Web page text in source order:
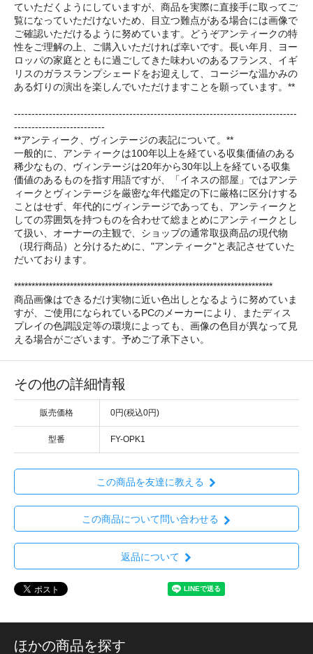
ていただくようにしていますが、商品を実際に直接手に取ってご
覧になっていただけないため、目立つ難点がある場合には画像で
ご確認いただけるように努めています。どうぞアンティークの特
性をご理解の上、ご購入いただければ幸いです。長い年月、ヨー
ロッパの家庭とともに過ごしてきた味わいのあるフランス、イギ
リスのガラスランプシェードをお迎えして、コージーな温かみの
ある灯りの演出を楽しんでいただけますことを願っています。**
---------------------------------------------------------------------------------
--------------------------
**アンティーク、ヴィンテージの表記について。**
一般的に、アンティークは100年以上を経ている収集価値のある
稀少なもの、ヴィンテージは20年から30年以上を経ている収集
価値のあるものを指す用語ですが、「イネスの部屋」ではアンテ
ィークとヴィンテージを厳密な年代鑑定の下に厳格に区分けする
ことはせず、年代的にヴィンテージであっても、アンティークと
しての雰囲気を持つものを合わせて総まとめにアンティークとし
て扱い、オーナーの主観で、ショップの通常取扱商品の現代物
（現行商品）と分けるために、"アンティーク"と表記させていた
だいております。
**************************************************************************
商品画像はできるだけ実物に近い色出しとなるように努めていま
すが、ご使用になられているPCのメーカーにより、またディス
プレイの色調設定等の環境によっても、画像の色目が異なって見
える場合がございます。予めご了承下さい。
その他の詳細情報
販売価格 0円(税込0円)
型番 FY-OPK1
この商品を友達に教える
この商品について問い合わせる
返品について
ほかの商品を探す